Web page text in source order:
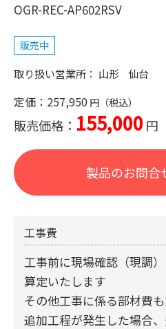
OGR-REC-AP602RSV
販売中
山形 仙台
定価：257,950
販売価格： 155,000
製品のお問合
工事費
工事前に現場確認（現調
算定いたします
その他工事に係る部材費
追加工程が発生した場合